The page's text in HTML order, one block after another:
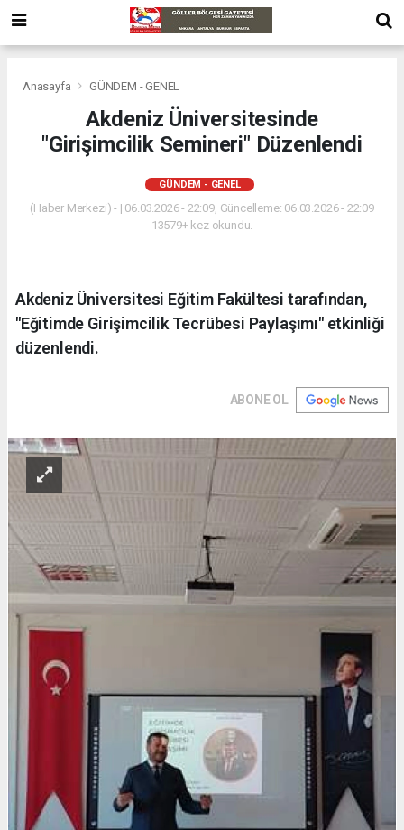
Anasayfa GÜNDEM - GENEL
Akdeniz Üniversitesinde
"Girişimcilik Semineri" Düzenlendi
GÜNDEM - GENEL
(Haber Merkezi) - | 06.03.2026 - 22:09, Güncelleme: 06.03.2026 - 22:09
13579+ kez okundu.
Akdeniz Üniversitesi Eğitim Fakültesi tarafından,
"Eğitimde Girişimcilik Tecrübesi Paylaşımı" etkinliği
düzenlendi.
ABONE OL